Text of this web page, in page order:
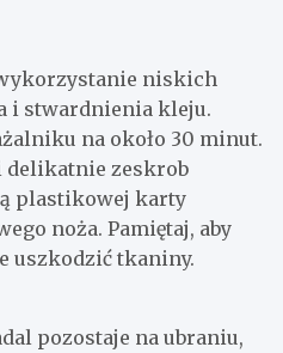
niskich
i stwardnienia kleju.
na około 30 minut.
delikatnie zeskrob
plastikowej karty
noża. Pamiętaj, aby
uszkodzić tkaniny.
pozostaje na ubraniu,